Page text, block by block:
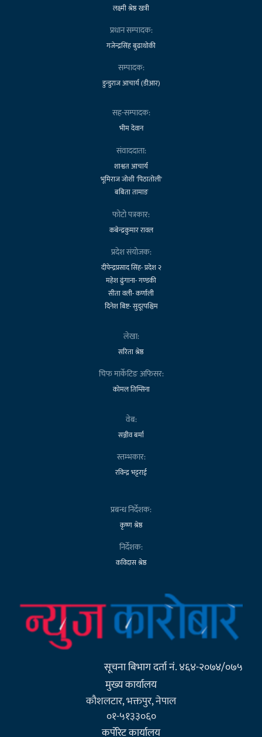
लक्ष्मी श्रेष्ठ खत्री
प्रधान सम्पादक:
गजेन्द्रसिंह बुढाथोकी
सम्पादक:
डुन्डुराज आचार्य (डीआर)
सह-सम्पादक:
भीम देवान
संवाददाता:
शाश्वत आचार्य
भूमिराज जोशी 'पिठातोली'
बबिता तामाङ
फोटो पत्रकार:
कबेन्द्रकुमार रावल
प्रदेश संयोजक:
दीपेन्द्रप्रसाद सिंह- प्रदेश २
महेश ढुंगाना- गण्डकी
सीता वली- कर्णाली
दिनेश बिष्ट- सुदूरपश्चिम
लेखा:
सरिता श्रेष्ठ
चिफ मार्केटिङ अफिसर:
कोमल तिम्सिना
वेब:
सञ्जीव बर्मा
स्तम्भकार:
रविन्द्र भट्टराई
प्रबन्ध निर्देशक:
कृष्ण श्रेष्ठ
निर्देशक:
कविदास श्रेष्ठ
सूचना बिभाग दर्ता नं. ४६४-२०७४/०७५
मुख्य कार्यालय
कौशलटार, भक्तपुर, नेपाल
०१-५१३३०६०
कर्पाेरेट कार्यालय